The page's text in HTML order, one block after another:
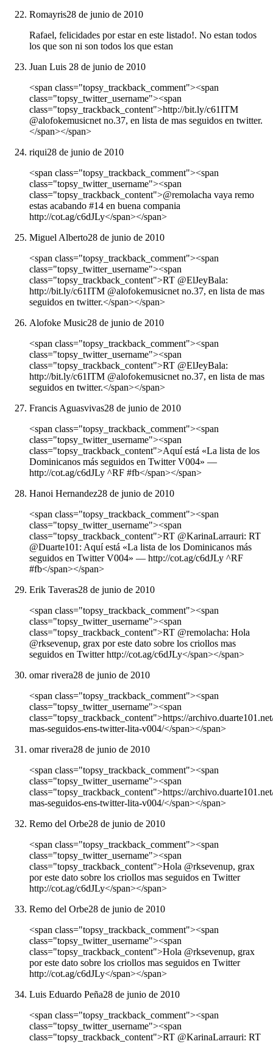
Romayris28 de junio de 2010
Rafael, felicidades por estar en este listado!. No estan todos
los que son ni son todos los que estan
Juan Luis 28 de junio de 2010
<span class="topsy_trackback_comment"><span
class="topsy_twitter_username"><span
class="topsy_trackback_content">http://bit.ly/c61ITM
@alofokemusicnet no.37, en lista de mas seguidos en twitter.
</span></span>
riqui28 de junio de 2010
<span class="topsy_trackback_comment"><span
class="topsy_twitter_username"><span
class="topsy_trackback_content">@remolacha vaya remo
estas acabando #14 en buena compania
http://cot.ag/c6dJLy</span></span>
Miguel Alberto28 de junio de 2010
<span class="topsy_trackback_comment"><span
class="topsy_twitter_username"><span
class="topsy_trackback_content">RT @ElJeyBala:
http://bit.ly/c61ITM @alofokemusicnet no.37, en lista de mas
seguidos en twitter.</span></span>
Alofoke Music28 de junio de 2010
<span class="topsy_trackback_comment"><span
class="topsy_twitter_username"><span
class="topsy_trackback_content">RT @ElJeyBala:
http://bit.ly/c61ITM @alofokemusicnet no.37, en lista de mas
seguidos en twitter.</span></span>
Francis Aguasvivas28 de junio de 2010
<span class="topsy_trackback_comment"><span
class="topsy_twitter_username"><span
class="topsy_trackback_content">Aquí está «La lista de los
Dominicanos más seguidos en Twitter V004» ―
http://cot.ag/c6dJLy ^RF #fb</span></span>
Hanoi Hernandez28 de junio de 2010
<span class="topsy_trackback_comment"><span
class="topsy_twitter_username"><span
class="topsy_trackback_content">RT @KarinaLarrauri: RT
@Duarte101: Aquí está «La lista de los Dominicanos más
seguidos en Twitter V004» ― http://cot.ag/c6dJLy ^RF
#fb</span></span>
Erik Taveras28 de junio de 2010
<span class="topsy_trackback_comment"><span
class="topsy_twitter_username"><span
class="topsy_trackback_content">RT @remolacha: Hola
@rksevenup, grax por este dato sobre los criollos mas
seguidos en Twitter http://cot.ag/c6dJLy</span></span>
omar rivera28 de junio de 2010
<span class="topsy_trackback_comment"><span
class="topsy_twitter_username"><span
class="topsy_trackback_content">https://
mas-seguidos-ens-twitter-lita-v004/</span></span>
omar rivera28 de junio de 2010
<span class="topsy_trackback_comment"><span
class="topsy_twitter_username"><span
class="topsy_trackback_content">https://
mas-seguidos-ens-twitter-lita-v004/</span></span>
Remo del Orbe28 de junio de 2010
<span class="topsy_trackback_comment"><span
class="topsy_twitter_username"><span
class="topsy_trackback_content">Hola @rksevenup, grax
por este dato sobre los criollos mas seguidos en Twitter
http://cot.ag/c6dJLy</span></span>
Remo del Orbe28 de junio de 2010
<span class="topsy_trackback_comment"><span
class="topsy_twitter_username"><span
class="topsy_trackback_content">Hola @rksevenup, grax
por este dato sobre los criollos mas seguidos en Twitter
http://cot.ag/c6dJLy</span></span>
Luis Eduardo Peña28 de junio de 2010
<span class="topsy_trackback_comment"><span
class="topsy_twitter_username"><span
class="topsy_trackback_content">RT @KarinaLarrauri: RT